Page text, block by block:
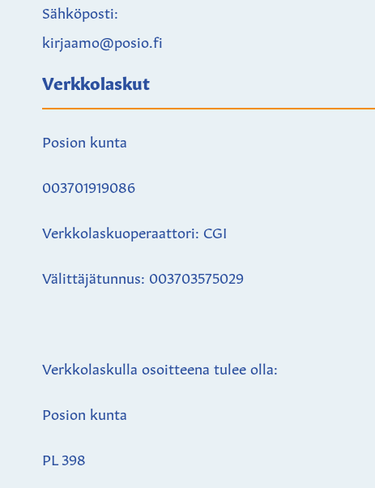
Sähköposti:
kirjaamo@posio.fi
Verkkolaskut
Posion kunta
003701919086
Verkkolaskuoperaattori: CGI
Välittäjätunnus: 003703575029
Verkkolaskulla osoitteena tulee olla:
Posion kunta
PL 398